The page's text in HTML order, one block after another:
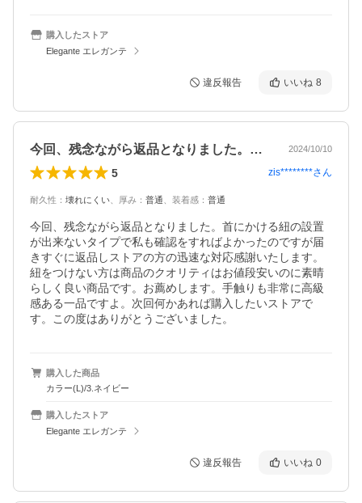
購入したストア
Elegante エレガンテ
違反報告 いいね 8
今回、残念ながら返品となりました。首に… 2024/10/10
5 zis********さん
耐久性 ： 壊れにくい 厚み ： 普通 装着感 ： 普通
今回、残念ながら返品となりました。首にかける紐の設置
が出来ないタイプで私も確認をすればよかったのですが届
きすぐに返品しストアの方の迅速な対応感謝いたします。
紐をつけない方は商品のクオリティはお値段安いのに素晴
らしく良い商品です。お薦めします。手触りも非常に高級
感ある一品ですよ。次回何かあれば購入したいストアで
す。この度はありがとうございました。
購入した商品
カラー(L)/3.ネイビー
購入したストア
Elegante エレガンテ
違反報告 いいね 0